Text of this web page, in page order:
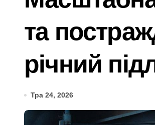
Більше 442 тисяч
Обіцяли
Security Devices
Затримання
Витік аміаку в
та
річний
Тра 24, 2026